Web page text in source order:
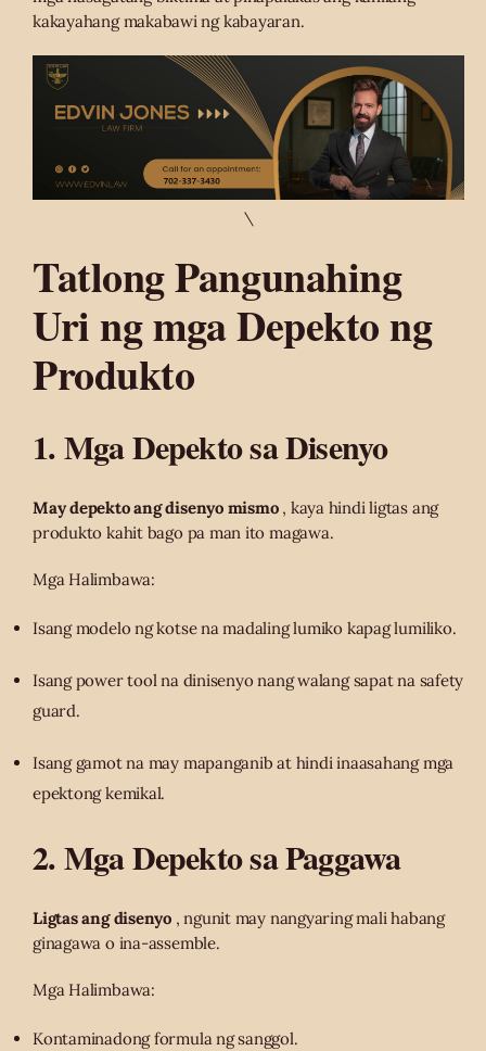
kakayahang makabawi ng kabayaran.
\
Tatlong Pangunahing
Uri ng mga Depekto ng
Produkto
1. Mga Depekto sa Disenyo
May depekto ang disenyo mismo, kaya hindi ligtas ang
produkto kahit bago pa man ito magawa.
Mga Halimbawa:
Isang modelo ng kotse na madaling lumiko kapag lumiliko.
Isang power tool na dinisenyo nang walang sapat na safety
guard.
Isang gamot na may mapanganib at hindi inaasahang mga
epektong kemikal.
2. Mga Depekto sa Paggawa
Ligtas ang disenyo, ngunit may nangyaring mali habang
ginagawa o ina-assemble.
Mga Halimbawa:
Kontaminadong formula ng sanggol.